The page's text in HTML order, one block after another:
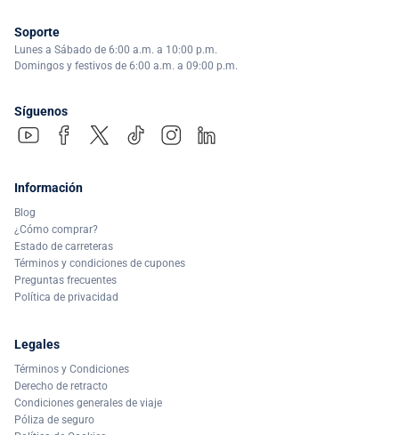
Soporte
Lunes a Sábado de 6:00 a.m. a 10:00 p.m.
Domingos y festivos de 6:00 a.m. a 09:00 p.m.
Síguenos
Información
Blog
¿Cómo comprar?
Estado de carreteras
Términos y condiciones de cupones
Preguntas frecuentes
Política de privacidad
Legales
Términos y Condiciones
Derecho de retracto
Condiciones generales de viaje
Póliza de seguro